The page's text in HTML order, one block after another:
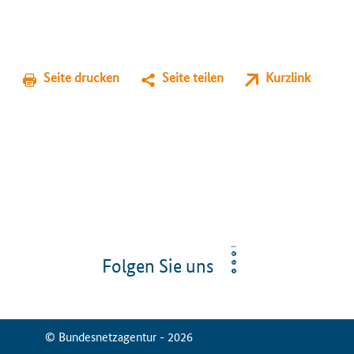
Seite drucken Seite teilen Kurzlink
Folgen Sie uns
© Bundesnetzagentur - 2026